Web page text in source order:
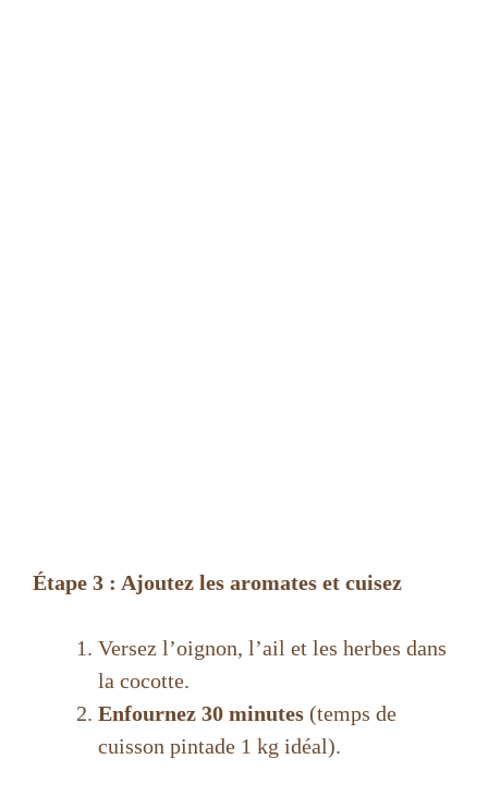
Étape 3 : Ajoutez les aromates et cuisez
Versez l’oignon, l’ail et les herbes dans
la cocotte.
Enfournez 30 minutes (temps de
cuisson pintade 1 kg idéal).